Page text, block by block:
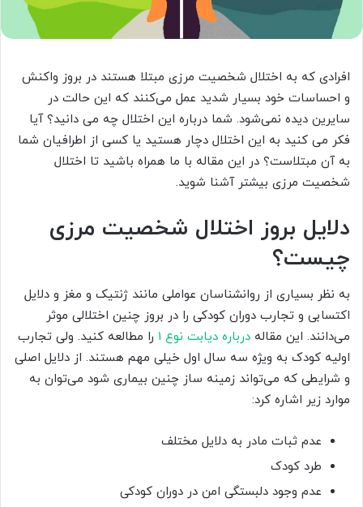
افرادی که به اختلال شخصیت مرزی مبتلا هستند در بروز واکنش
و احساسات خود بسیار شدید عمل می‌کنند که این حالت در
سایرین دیده نمی‌شود. شما درباره این اختلال چه می دانید؟ آیا
فکر می کنید به این اختلال دچار هستید یا کسی از اطرافیان شما
به آن مبتلاست؟ در این مقاله با ما همراه باشید تا اختلال
شخصیت مرزی بیشتر آشنا شوید.
دلایل بروز اختلال شخصیت مرزی
چیست؟
به نظر بسیاری از روانشناسان عواملی مانند ژنتیک و مغز و دلایل
اکتسابی و تجارب دوران کودکی را در بروز چنین اختلالی موثر
می‌دانند. این مقاله درباره دیابت نوع 1
را مطالعه کنید. ولی تجارب
اولیه کودک به ویژه سه سال اول خیلی مهم هستند. از دلایل اصلی
و شرایطی که می‌تواند زمینه ساز چنین بیماری شود می‌توان به
موارد زیر اشاره کرد:
عدم ثبات مادر به دلایل مختلف
طرد کودک
عدم وجود دلبستگی امن در دوران کودکی